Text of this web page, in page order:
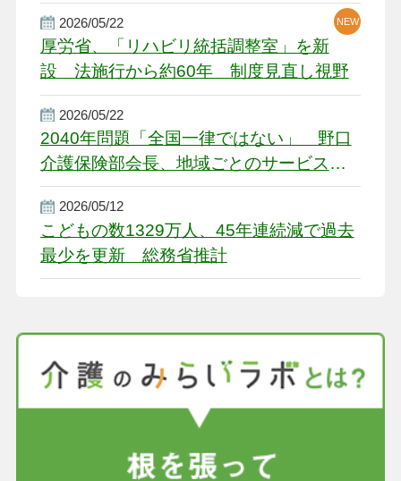
2026/05/22
厚労省、「リハビリ統括調整室」を新
設 法施行から約60年 制度見直し視野
NEW
2026/05/22
2040年問題「全国一律ではない」 野口
介護保険部会長、地域ごとのサービス基
盤整備を促す
2026/05/12
こどもの数1329万人、45年連続減で過去
最少を更新 総務省推計